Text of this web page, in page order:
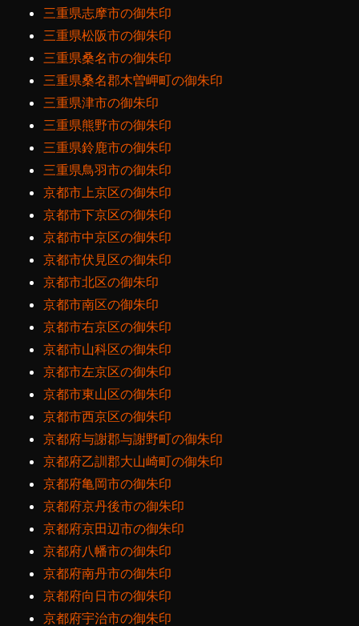
三重県志摩市の御朱印
三重県松阪市の御朱印
三重県桑名市の御朱印
三重県桑名郡木曽岬町の御朱印
三重県津市の御朱印
三重県熊野市の御朱印
三重県鈴鹿市の御朱印
三重県鳥羽市の御朱印
京都市上京区の御朱印
京都市下京区の御朱印
京都市中京区の御朱印
京都市伏見区の御朱印
京都市北区の御朱印
京都市南区の御朱印
京都市右京区の御朱印
京都市山科区の御朱印
京都市左京区の御朱印
京都市東山区の御朱印
京都市西京区の御朱印
京都府与謝郡与謝野町の御朱印
京都府乙訓郡大山崎町の御朱印
京都府亀岡市の御朱印
京都府京丹後市の御朱印
京都府京田辺市の御朱印
京都府八幡市の御朱印
京都府南丹市の御朱印
京都府向日市の御朱印
京都府宇治市の御朱印